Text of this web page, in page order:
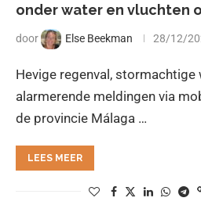
onder water en vluchten
door Else Beekman 28/12/
Hevige regenval, stormachtige
alarmerende meldingen via
de provincie Málaga …
LEES MEER